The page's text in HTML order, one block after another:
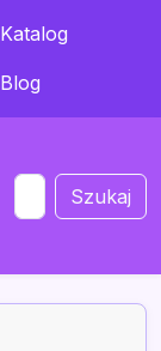
Katalog
Blog
Szukaj